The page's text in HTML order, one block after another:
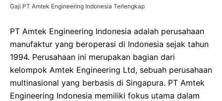
Gaji PT Amtek Engineering Indonesia Terlengkap
PT Amtek Engineering Indonesia adalah perusahaan
manufaktur yang beroperasi di Indonesia sejak tahun
1994. Perusahaan ini merupakan bagian dari
kelompok Amtek Engineering Ltd, sebuah perusahaan
multinasional yang berbasis di Singapura. PT Amtek
Engineering Indonesia memiliki fokus utama dalam